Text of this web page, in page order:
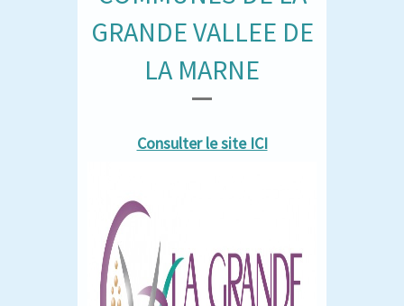
GRANDE VALLEE DE
LA MARNE
Consulter le site ICI